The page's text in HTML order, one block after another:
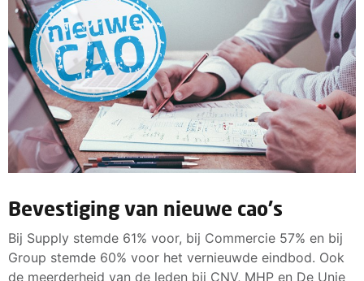
Bevestiging van nieuwe cao's
Bij Supply stemde 61% voor, bij Commercie 57% en bij
Group stemde 60% voor het vernieuwde eindbod. Ook
de meerderheid van de leden bij CNV, MHP en De Unie